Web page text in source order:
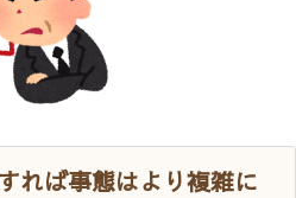
れば事態はより複雑に